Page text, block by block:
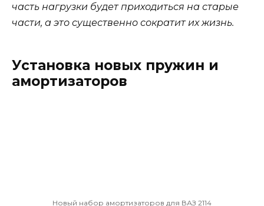
часть нагрузки будет приходиться на старые
части, а это существенно сократит их жизнь.
Установка новых пружин и
амортизаторов
Новый набор амортизаторов для ВАЗ 2114